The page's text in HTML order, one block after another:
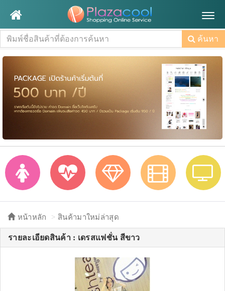
ค้นหา
หน้าหลัก สินค้ามาใหม่ล่าสุด
รายละเอียดสินค้า : เดรสแฟชั่น สีขาว